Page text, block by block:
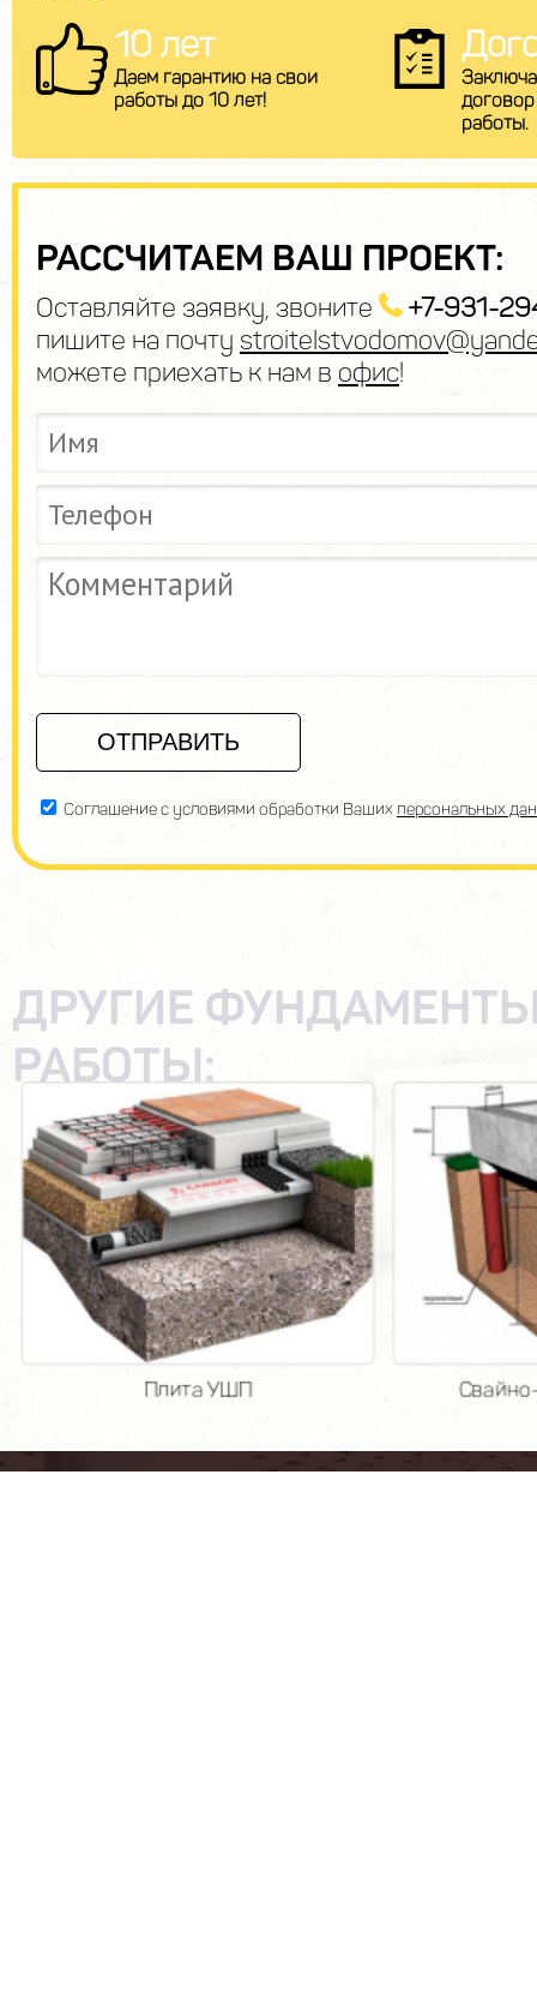
10 лет
Даем гарантию на свои
работы до 10 лет!
работы.
РАССЧИТАЕМ ВАШ ПРОЕКТ:
Оставляйте заявку, звоните
+7-931-
пишите на почту
можете приехать к нам в офис!
Соглашение с условиями обработки Ваших персональных
ДРУГИЕ
РАБОТЫ:
Фундамент ФБС